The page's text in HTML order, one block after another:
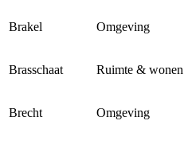
Brakel Omgeving
Brasschaat Ruimte & wonen
Brecht Omgeving